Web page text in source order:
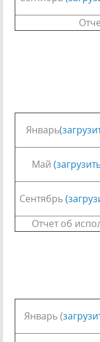
Отчет об
Январь
Май
Сентябрь
Отчет об
Январь (